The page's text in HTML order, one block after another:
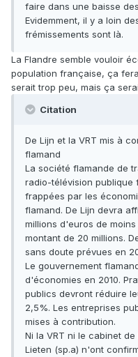
faire dans une baisse
Evidemment, il y a loin
frémissements sont là.
La Flandre semble vouloir
population française, ça
serait trop peu, mais ça
Citation
De Lijn et la VRT mis à
flamand
La société flamande de
radio-télévision publique
frappées par les
flamand. De Lijn devra
millions d'euros de
montant de 20 millions.
sans doute prévues en
Le gouvernement
d'économies en 2010.
publics devront réduire
2,5%. Les entreprises
mises à contribution.
Ni la VRT ni le cabinet
Lieten (sp.a) n'ont